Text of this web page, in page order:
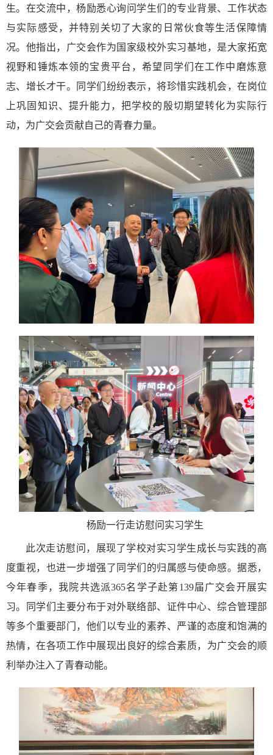
生。在交流中，杨励悉心询问学生们的专业背景、工作状态
与实际感受，并特别关切了大家的日常伙食等生活保障情
况。他指出，广交会作为国家级校外实习基地，是大家拓宽
视野和锤炼本领的宝贵平台，希望同学们在工作中磨炼意
志、增长才干。同学们纷纷表示，将珍惜实践机会，在岗位
上巩固知识、提升能力， 把学校的殷切期望转化为实际行
动，为广交会贡献自己的青春力量。
杨励一行走访慰问实习学生
此次走访慰问， 展现了学校对实习学生成长与实践的高
度重视，也进一步增强了同学们的归属感与使命感。据悉，
今年春季，我院共选派365名学子赴第139届广交会开展实
习。同学们主要分布于对外联络部、证件中心、综合管理部
等多个重要部门， 他们 以专业的素养、严谨的态度和饱满的
热情，在各项工作中展现出良好的综合素质，为广交会的顺
利举办注入了青春动能。